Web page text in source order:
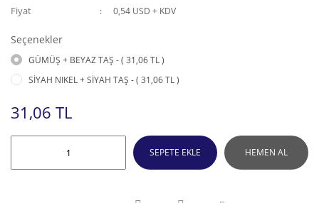
Fiyat 0,54 USD + KDV
Seçenekler
GÜMÜŞ + BEYAZ TAŞ - ( 31,06 TL )
SİYAH NIKEL + SİYAH TAŞ - ( 31,06 TL )
31,06 TL
SEPETE EKLE HEMEN AL